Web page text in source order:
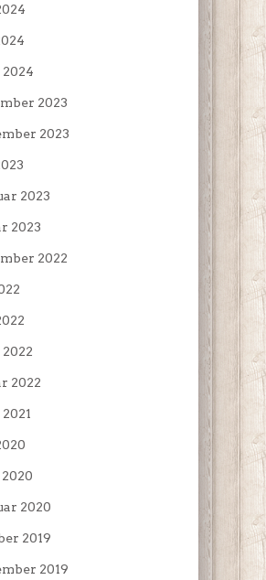
2023
2023
2023
2023
2022
2022
2020
2019
2019